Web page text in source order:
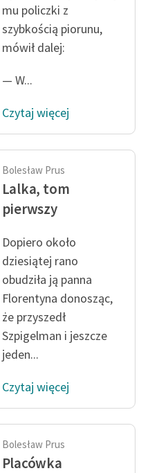
mu policzki z
szybkością piorunu,
mówił dalej:
— W...
Czytaj więcej
Bolesław Prus
Lalka, tom
pierwszy
Dopiero około
dziesiątej rano
obudziła ją panna
Florentyna donosząc,
że przyszedł
Szpigelman i jeszcze
jeden...
Czytaj więcej
Bolesław Prus
Placówka